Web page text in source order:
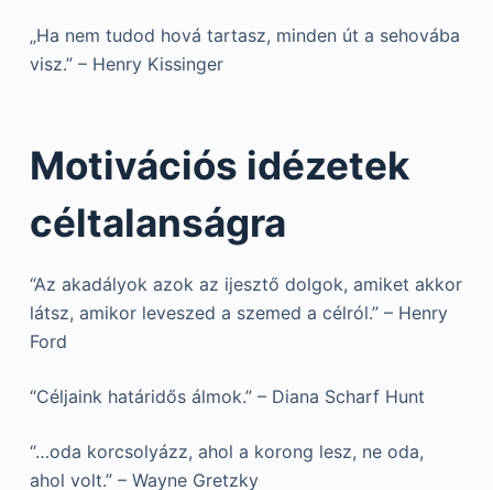
„Ha nem tudod hová tartasz, minden út a sehovába
visz.” – Henry Kissinger
Motivációs idézetek
céltalanságra
“Az akadályok azok az ijesztő dolgok, amiket akkor
látsz, amikor leveszed a szemed a célról.” – Henry
Ford
“Céljaink határidős álmok.” – Diana Scharf Hunt
“…oda korcsolyázz, ahol a korong lesz, ne oda,
ahol volt.” – Wayne Gretzky